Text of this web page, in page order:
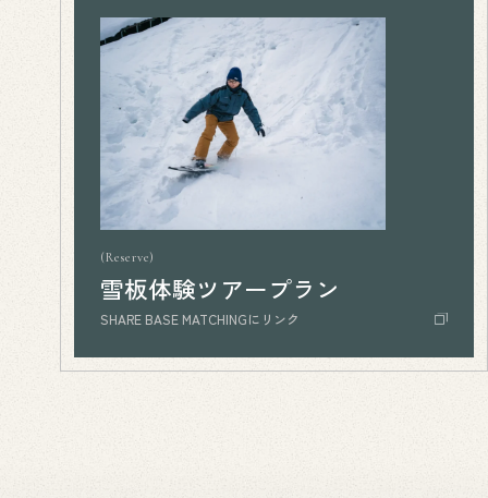
Reserve
雪板体験ツアープラン
SHARE BASE MATCHINGにリンク